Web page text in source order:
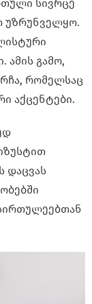
სივრცე
უზრუნველყო.
ამის გამო,
რომელსაც
აქცენტები.
დაცვას